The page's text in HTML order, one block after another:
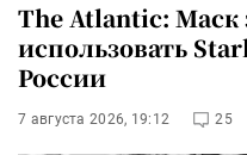
The Atlantic: Маск
использовать
России
7 августа 2026, 19:12 25